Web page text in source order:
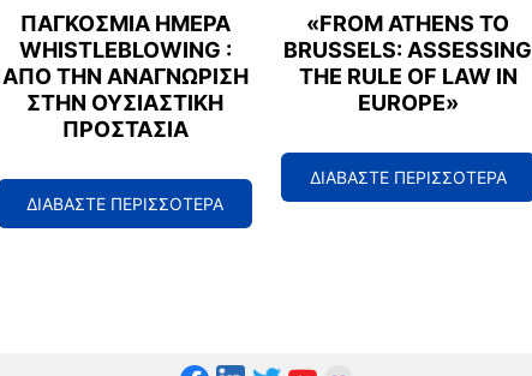
ΠΑΓΚΌΣΜΙΑ ΗΜΈΡΑ
WHISTLEBLOWING :
ΑΠΌ ΤΗΝ ΑΝΑΓΝΏΡΙΣΗ
ΣΤΗΝ ΟΥΣΙΑΣΤΙΚΉ
ΠΡΟΣΤΑΣΊΑ
ΔΙΑΒΑΣΤΕ ΠΕΡΙΣΣΟΤΕΡΑ
«FROM ATHENS TO
BRUSSELS: ASSESSING
THE RULE OF LAW IN
EUROPE»
ΔΙΑΒΑΣΤΕ ΠΕΡΙΣΣΟΤΕΡΑ